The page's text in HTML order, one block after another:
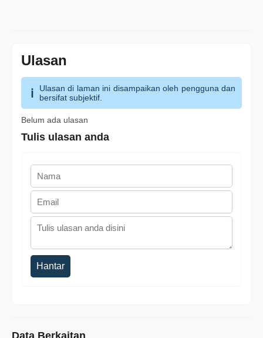
Ulasan
Ulasan di laman ini disampaikan oleh pengguna dan
bersifat subjektif.
Belum ada ulasan
Tulis ulasan anda
Hantar